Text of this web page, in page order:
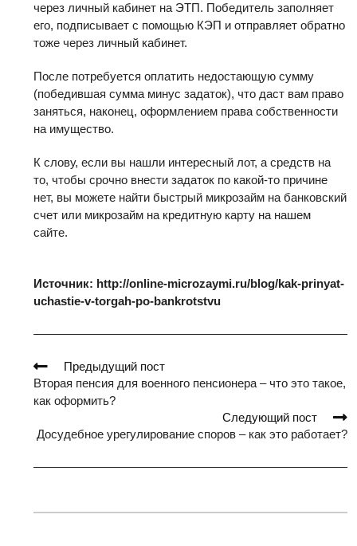
через личный кабинет на ЭТП. Победитель заполняет
его, подписывает с помощью КЭП и отправляет обратно
тоже через личный кабинет.
После потребуется оплатить недостающую сумму
(победившая сумма минус задаток), что даст вам право
заняться, наконец, оформлением права собственности
на имущество.
К слову, если вы нашли интересный лот, а средств на
то, чтобы срочно внести задаток по какой-то причине
нет, вы можете найти быстрый микрозайм на банковский
счет или микрозайм на кредитную карту на нашем
сайте.
Источник: http://online-microzaymi.ru/blog/kak-prinyat-
uchastie-v-torgah-po-bankrotstvu
Read
articles
Предыдущий пост
Вторая пенсия для военного пенсионера – что это такое,
как оформить?
Следующий пост
Досудебное урегулирование споров – как это работает?